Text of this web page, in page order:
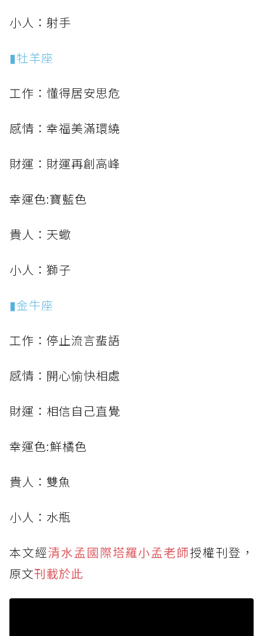
小人：射手
▮牡羊座
工作：懂得居安思危
感情：幸福美滿環繞
財運：財運再創高峰
幸運色:寶藍色
貴人：天蠍
小人：獅子
▮金牛座
工作：停止流言蜚語
感情：開心愉快相處
財運：相信自己直覺
幸運色:鮮橘色
貴人：雙魚
小人：水瓶
本文經清水孟國際塔羅小孟老師授權刊登，
原文刊載於此